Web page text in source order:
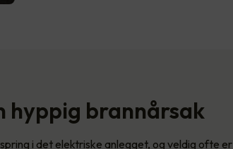
hyppig brannårsak
i det elektriske anlegget, og veldig ofte er